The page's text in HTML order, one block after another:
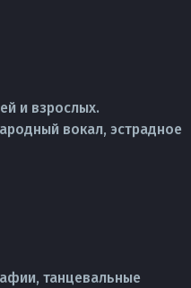
и взрослых.
вокал, эстрадное
танцевальные